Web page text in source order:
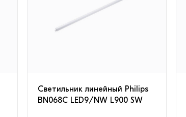
Светильник линейный Philips
BN068C LED9/NW L900 SW